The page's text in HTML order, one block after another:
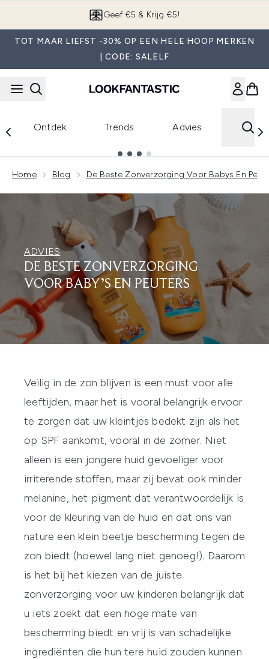
Geef €5 & Krijg €5!
TOT MAAR LIEFST -30% OP EEN HELE HOOP MERKEN
| CODE: SALELF
Ontdek Trends Advies
Home Blog De Beste Zonverzorging Voor Babys En
ADVIES
DE BESTE ZONVERZORGING
VOOR BABY’S EN PEUTERS
Veilig in de zon blijven is een must voor alle
leeftijden, maar het is vooral belangrijk ervoor
te zorgen dat uw kleintjes bedekt zijn als het
op SPF aankomt, vooral in de zomer. Niet
alleen is een jongere huid gevoeliger voor
irriterende stoffen, maar zij bevat ook minder
melanine, het pigment dat verantwoordelijk is
voor de kleuring van de huid en dat ons van
nature een klein beetje bescherming tegen de
zon biedt (hoewel lang niet genoeg!). Daarom
is het bij het kiezen van de juiste
zonverzorging voor uw kinderen belangrijk dat
u iets zoekt dat een hoge mate van
bescherming biedt en vrij is van schadelijke
ingrediënten die hun tere huid zouden kunnen